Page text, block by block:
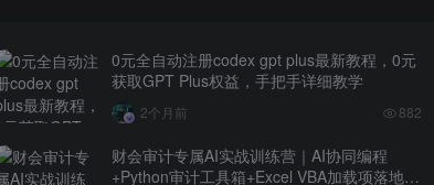
0元全自动注册codex gpt plus最新教程，0元
获取GPT Plus权益，手把手详细教学
2个月前 882
财会审计专属AI实战训练营｜AI协同编程
+Python审计工具箱+Excel VBA加载项落地